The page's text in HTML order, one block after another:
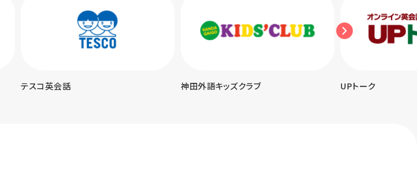
テスコ英会話 神田外語キッズクラブ UPトーク